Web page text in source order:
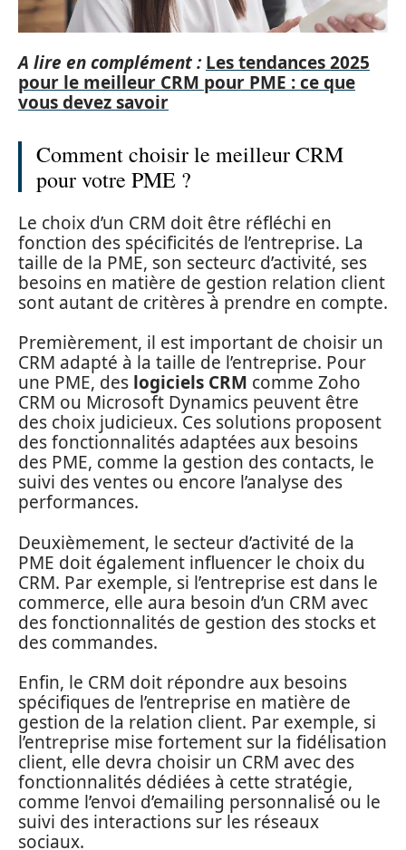
A lire en complément : Les tendances 2025
pour le meilleur CRM pour PME : ce que
vous devez savoir
Comment choisir le meilleur CRM
pour votre PME ?
Le choix d’un CRM doit être réfléchi en
fonction des spécificités de l’entreprise. La
taille de la PME, son secteurc d’activité, ses
besoins en matière de gestion relation client
sont autant de critères à prendre en compte.
Premièrement, il est important de choisir un
CRM adapté à la taille de l’entreprise. Pour
une PME, des logiciels CRM comme Zoho
CRM ou Microsoft Dynamics peuvent être
des choix judicieux. Ces solutions proposent
des fonctionnalités adaptées aux besoins
des PME, comme la gestion des contacts, le
suivi des ventes ou encore l’analyse des
performances.
Deuxièmement, le secteur d’activité de la
PME doit également influencer le choix du
CRM. Par exemple, si l’entreprise est dans le
commerce, elle aura besoin d’un CRM avec
des fonctionnalités de gestion des stocks et
des commandes.
Enfin, le CRM doit répondre aux besoins
spécifiques de l’entreprise en matière de
gestion de la relation client. Par exemple, si
l’entreprise mise fortement sur la fidélisation
client, elle devra choisir un CRM avec des
fonctionnalités dédiées à cette stratégie,
comme l’envoi d’emailing personnalisé ou le
suivi des interactions sur les réseaux
sociaux.